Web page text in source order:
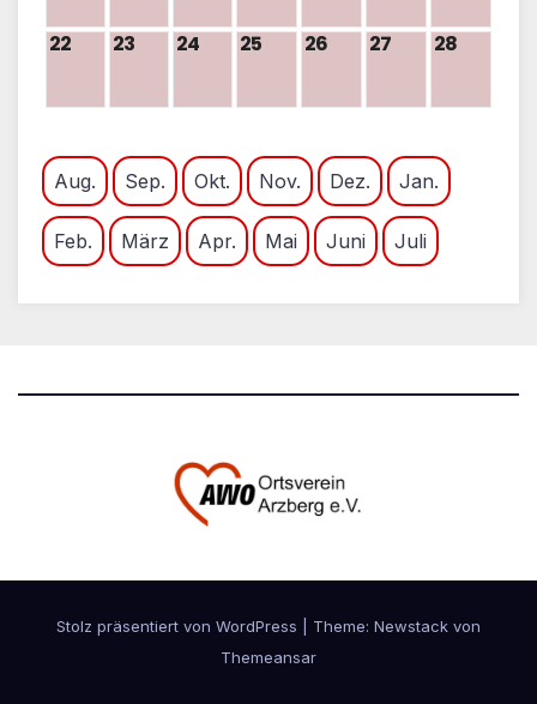
22 23 24 25 26 27 28
Aug. Sep. Okt. Nov. Dez. Jan.
Feb. März Apr. Mai Juni Juli
Stolz präsentiert von WordPress Theme: Newstack von
Themeansar